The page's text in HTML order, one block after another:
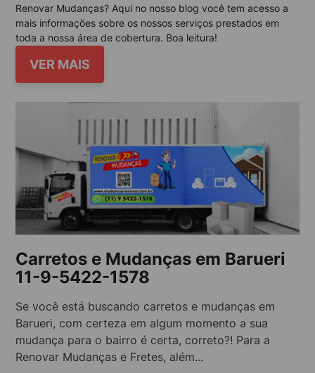
Renovar Mudanças? Aqui no nosso blog você tem acesso a
mais informações sobre os nossos serviços prestados em
toda a nossa área de cobertura. Boa leitura!
VER MAIS
Carretos e Mudanças em Barueri
11-9-5422-1578
Se você está buscando carretos e mudanças em
Barueri, com certeza em algum momento a sua
mudança para o bairro é certa, correto?! Para a
Renovar Mudanças e Fretes, além...